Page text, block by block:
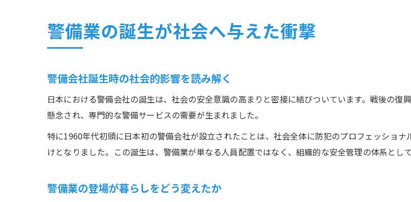
警備業の誕生が社会へ与えた衝撃
警備会社誕生時の社会的影響を読み解く
日本における警備会社の誕生は、社会の安全意識の高まりと密接に結びついています。戦後の復
懸念され、専門的な警備サービスの需要が生まれました。
特に1960年代初頭に日本初の警備会社が設立されたことは、社会全体に防犯のプロフェッショ
けとなりました。この誕生は、警備業が単なる人員配置ではなく、組織的な安全管理の体系とし
警備業の登場が暮らしをどう変えたか